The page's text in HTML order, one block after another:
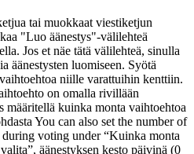
tai muokkaat viestiketjun
"Luo äänestys"-välilehteä
Jos et näe tätä välilehteä, sinulla
äänestysten luomiseen. Syötä
niille varattuihin kenttiin.
on omalla rivillään
määritellä kuinka monta vaihtoehtoa
You can also set the number of
during voting under “Kuinka monta
äänestyksen kesto päivinä (0